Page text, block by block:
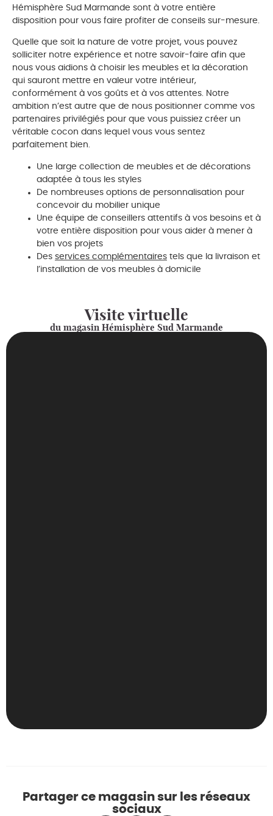
Hémisphère Sud Marmande sont à votre entière
disposition pour vous faire profiter de conseils sur-mesure.
Quelle que soit la nature de votre projet, vous pouvez
solliciter notre expérience et notre savoir-faire afin que
nous vous aidions à choisir les meubles et la décoration
qui sauront mettre en valeur votre intérieur,
conformément à vos goûts et à vos attentes. Notre
ambition n’est autre que de nous positionner comme vos
partenaires privilégiés pour que vous puissiez créer un
véritable cocon dans lequel vous vous sentez
parfaitement bien.
Une large collection de meubles et de décorations
adaptée à tous les styles
De nombreuses options de personnalisation pour
concevoir du mobilier unique
Une équipe de conseillers attentifs à vos besoins et à
votre entière disposition pour vous aider à mener à
bien vos projets
Des services complémentaires tels que la livraison et
l’installation de vos meubles à domicile
Visite virtuelle
du magasin Hémisphère Sud Marmande
Partager ce magasin sur les réseaux
sociaux